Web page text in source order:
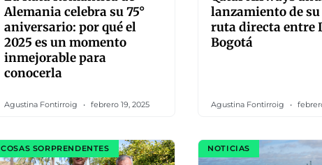
Alemania celebra su 75°
aniversario: por qué el
2025 es un momento
inmejorable para
conocerla
Agustina Fontirroig febrero 19, 2025
lanzamiento de
ruta directa entre
Bogotá
Agustina Fontirroig
COSAS SORPRENDENTES NOTICIAS